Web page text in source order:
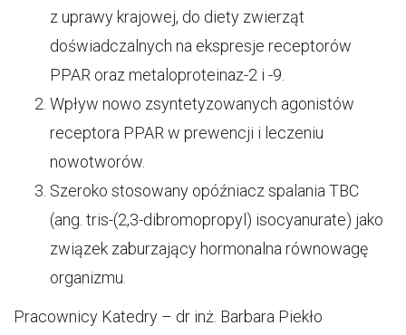
z uprawy krajowej, do diety zwierząt
doświadczalnych na ekspresje receptorów
PPAR oraz metaloproteinaz-2 i -9.
Wpływ nowo zsyntetyzowanych agonistów
receptora PPAR w prewencji i leczeniu
nowotworów.
Szeroko stosowany opóźniacz spalania TBC
(ang. tris-(2,3-dibromopropyl) isocyanurate) jako
związek zaburzający hormonalna równowagę
organizmu.
Pracownicy Katedry – dr inż. Barbara Piekło